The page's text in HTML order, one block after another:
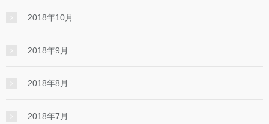
2018年10月
2018年9月
2018年8月
2018年7月